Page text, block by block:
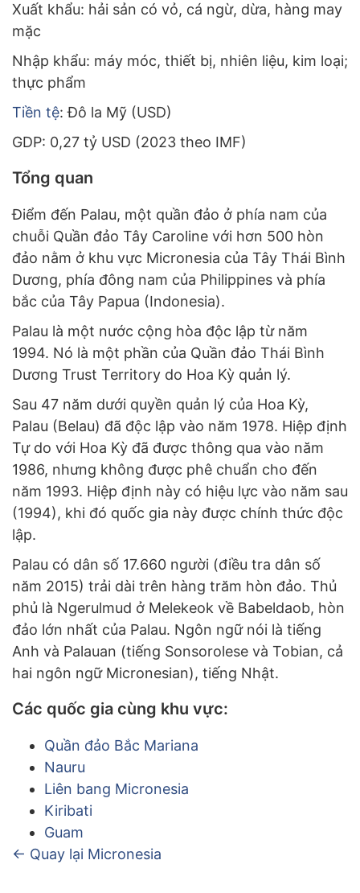
Xuất khẩu: hải sản có vỏ, cá ngừ, dừa, hàng may
mặc
Nhập khẩu: máy móc, thiết bị, nhiên liệu, kim loại;
thực phẩm
Tiền tệ: Đô la Mỹ (USD)
GDP: 0,27 tỷ USD (2023 theo IMF)
Tổng quan
Điểm đến Palau, một quần đảo ở phía nam của
chuỗi Quần đảo Tây Caroline với hơn 500 hòn
đảo nằm ở khu vực Micronesia của Tây Thái Bình
Dương, phía đông nam của Philippines và phía
bắc của Tây Papua (Indonesia).
Palau là một nước cộng hòa độc lập từ năm
1994. Nó là một phần của Quần đảo Thái Bình
Dương Trust Territory do Hoa Kỳ quản lý.
Sau 47 năm dưới quyền quản lý của Hoa Kỳ,
Palau (Belau) đã độc lập vào năm 1978. Hiệp định
Tự do với Hoa Kỳ đã được thông qua vào năm
1986, nhưng không được phê chuẩn cho đến
năm 1993. Hiệp định này có hiệu lực vào năm sau
(1994), khi đó quốc gia này được chính thức độc
lập.
Palau có dân số 17.660 người (điều tra dân số
năm 2015) trải dài trên hàng trăm hòn đảo. Thủ
phủ là Ngerulmud ở Melekeok về Babeldaob, hòn
đảo lớn nhất của Palau. Ngôn ngữ nói là tiếng
Anh và Palauan (tiếng Sonsorolese và Tobian, cả
hai ngôn ngữ Micronesian), tiếng Nhật.
Các quốc gia cùng khu vực:
Quần đảo Bắc Mariana
Nauru
Liên bang Micronesia
Kiribati
Guam
← Quay lại Micronesia